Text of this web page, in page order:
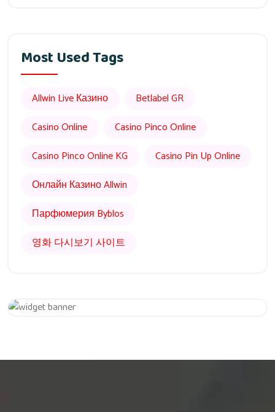
Most Used Tags
Allwin Live Казино
Betlabel GR
Casino Online
Casino Pinco Online
Casino Pinco Online KG
Casino Pin Up Online
Онлайн Казино Allwin
Парфюмерия Byblos
영화 다시보기 사이트